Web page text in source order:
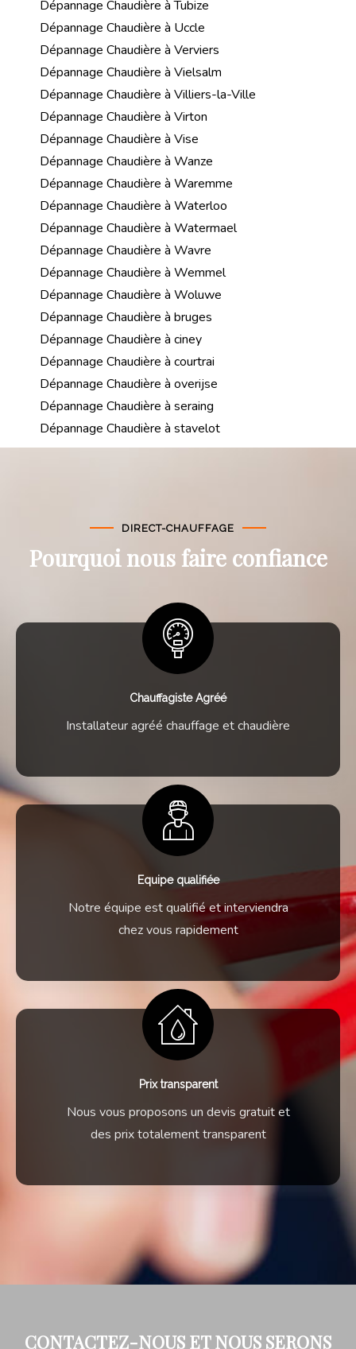
Dépannage Chaudière à Tubize
Dépannage Chaudière à Uccle
Dépannage Chaudière à Verviers
Dépannage Chaudière à Vielsalm
Dépannage Chaudière à Villiers-la-Ville
Dépannage Chaudière à Virton
Dépannage Chaudière à Vise
Dépannage Chaudière à Wanze
Dépannage Chaudière à Waremme
Dépannage Chaudière à Waterloo
Dépannage Chaudière à Watermael
Dépannage Chaudière à Wavre
Dépannage Chaudière à Wemmel
Dépannage Chaudière à Woluwe
Dépannage Chaudière à bruges
Dépannage Chaudière à ciney
Dépannage Chaudière à courtrai
Dépannage Chaudière à overijse
Dépannage Chaudière à seraing
Dépannage Chaudière à stavelot
DIRECT-CHAUFFAGE
Pourquoi nous faire confiance
Chauffagiste Agréé
Installateur agréé chauffage et chaudière
Equipe qualifiée
Notre équipe est qualifié et interviendra
chez vous rapidement
Prix transparent
Nous vous proposons un devis gratuit et
des prix totalement transparent
CONTACTEZ-NOUS ET NOUS SERONS